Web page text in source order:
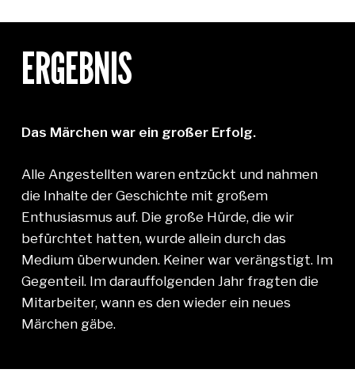
ERGEBNIS
Das Märchen war ein großer Erfolg.
Alle Angestellten waren entzückt und nahmen
die Inhalte der Geschichte mit großem
Enthusiasmus auf. Die große Hürde, die wir
befürchtet hatten, wurde allein durch das
Medium überwunden. Keiner war verängstigt. Im
Gegenteil. Im darauffolgenden Jahr fragten die
Mitarbeiter, wann es den wieder ein neues
Märchen gäbe.